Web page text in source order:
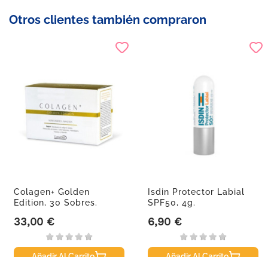
Otros clientes también compraron
Colagen+ Golden
Edition, 30 Sobres.
Precio
33,00 €
Isdin Protector Labial
SPF50, 4g.
Precio
6,90 €